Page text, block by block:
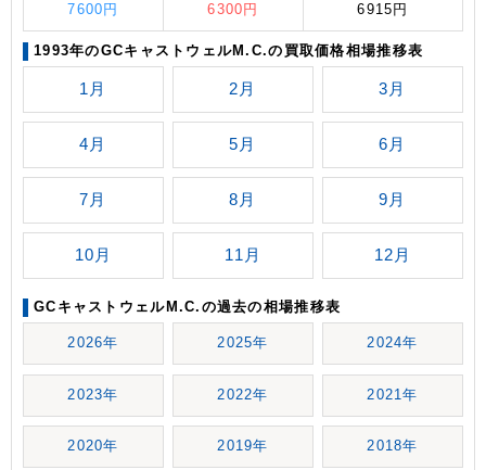
7600円 6300円 6915円
1993年のGCキャストウェルM.C.の買取価格相場推移表
1月 2月 3月
4月 5月 6月
7月 8月 9月
10月 11月 12月
GCキャストウェルM.C.の過去の相場推移表
2026年 2025年 2024年
2023年 2022年 2021年
2020年 2019年 2018年